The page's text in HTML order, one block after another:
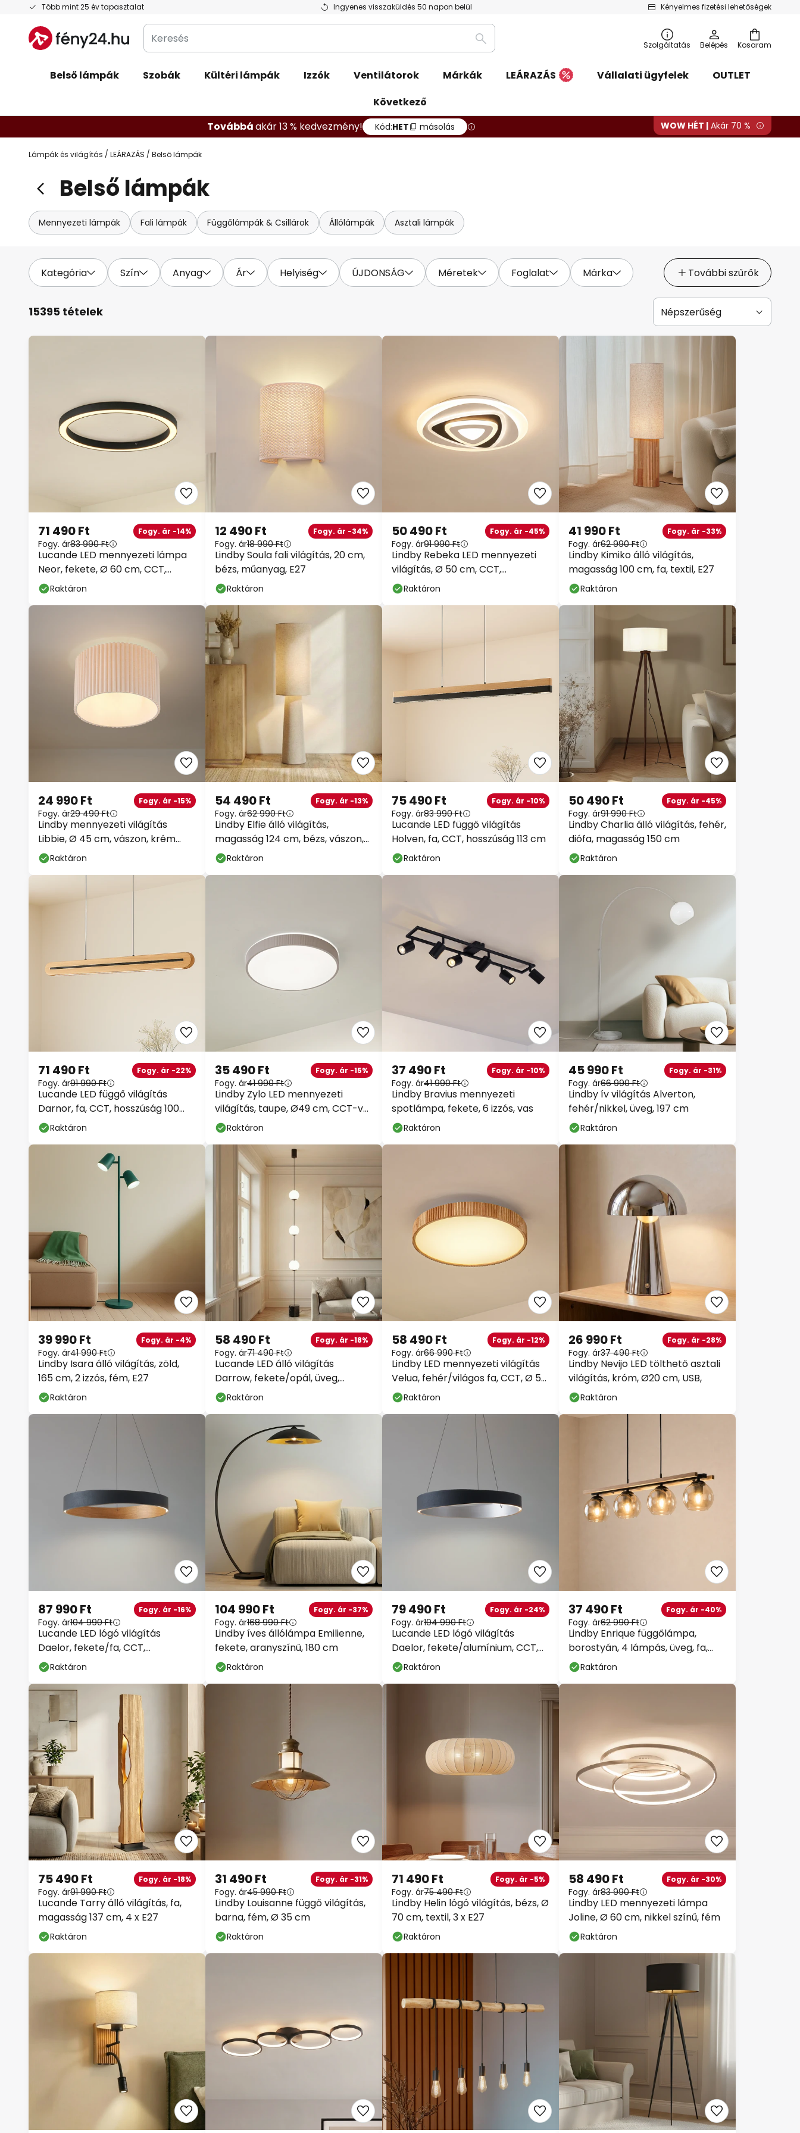
Több mint 25 év tapasztalat Ingyenes visszaküldés 50 napon belül Kényelmes fizetési lehetőségek
Ugrás
tartalomhoz
Kosaram
Keresés
Keresés
Szolgáltatás Belépés
Belső lámpák Szobák Kültéri lámpák Izzók Ventilátorok Márkák LEÁRAZÁS Vállalati ügyfelek
OUTLET
Következő
Továbbáakár 13 % kedvezmény! Kód:HET másolás WOW HÉT | Akár 70 %
Lámpák és világítás LEÁRAZÁS Belső lámpák
Belső lámpák
Mennyezeti lámpák Fali lámpák Függőlámpák & Csillárok Állólámpák Asztali lámpák
Kategória Szín Anyag Ár Helyiség ÚJDONSÁG Méretek Foglalat Márka További szűrők
15395 tételek
Lucande LED mennyezeti lámpa
Neor, fekete, Ø 60 cm, CCT,
dimmelhető
71 490 Ft Fogy. ár -14%
Fogy. ár83 990 Ft
Raktáron
Lindby Soula fali világítás, 20 cm,
bézs, műanyag, E27
12 490 Ft Fogy. ár -34%
Fogy. ár18 990 Ft
Raktáron
Lindby Rebeka LED mennyezeti
világítás, Ø 50 cm, CCT,
távirányítóval
50 490 Ft Fogy. ár -45%
Fogy. ár91 990 Ft
Raktáron
Lindby Kimiko álló világítás,
magasság 100 cm, fa, textil, E27
41 990 Ft Fogy. ár -33%
Fogy. ár62 990 Ft
Raktáron
Lindby mennyezeti világítás
Libbie, Ø 45 cm, vászon, krém
színű
24 990 Ft Fogy. ár -15%
Fogy. ár29 490 Ft
Raktáron
Lindby Elfie álló világítás,
magasság 124 cm, bézs, vászon,
2x E27
54 490 Ft Fogy. ár -13%
Fogy. ár62 990 Ft
Raktáron
Lucande LED függő világítás
Holven, fa, CCT, hosszúság 113 cm
75 490 Ft Fogy. ár -10%
Fogy. ár83 990 Ft
Raktáron
Lindby Charlia álló világítás, fehér,
diófa, magasság 150 cm
50 490 Ft Fogy. ár -45%
Fogy. ár91 990 Ft
Raktáron
Lucande LED függő világítás
Darnor, fa, CCT, hosszúság 100
cm
71 490 Ft Fogy. ár -22%
Fogy. ár91 990 Ft
Raktáron
Lindby Zylo LED mennyezeti
világítás, taupe, Ø49 cm, CCT-vel
dimmelhető
35 490 Ft Fogy. ár -15%
Fogy. ár41 990 Ft
Raktáron
Lindby Bravius mennyezeti
spotlámpa, fekete, 6 izzós, vas
37 490 Ft Fogy. ár -10%
Fogy. ár41 990 Ft
Raktáron
Lindby ív világítás Alverton,
fehér/nikkel, üveg, 197 cm
45 990 Ft Fogy. ár -31%
Fogy. ár66 990 Ft
Raktáron
Lindby Isara álló világítás, zöld,
165 cm, 2 izzós, fém, E27
39 990 Ft Fogy. ár -4%
Fogy. ár41 990 Ft
Raktáron
Lucande LED álló világítás
Darrow, fekete/opál, üveg,
dimmelhető
58 490 Ft Fogy. ár -18%
Fogy. ár71 490 Ft
Raktáron
Lindby LED mennyezeti világítás
Velua, fehér/világos fa, CCT, Ø 50
cm
58 490 Ft Fogy. ár -12%
Fogy. ár66 990 Ft
Raktáron
Lindby Nevijo LED tölthető asztali
világítás, króm, Ø20 cm, USB,
26 990 Ft Fogy. ár -28%
Fogy. ár37 490 Ft
Raktáron
Lucande LED lógó világítás
Daelor, fekete/fa, CCT,
dimmelhető
87 990 Ft Fogy. ár -16%
Fogy. ár104 990 Ft
Raktáron
Lindby íves állólámpa Emilienne,
fekete, aranyszínű, 180 cm
104 990 Ft Fogy. ár -37%
Fogy. ár168 990 Ft
Raktáron
Lucande LED lógó világítás
Daelor, fekete/alumínium, CCT,
dimmelhető
79 490 Ft Fogy. ár -24%
Fogy. ár104 990 Ft
Raktáron
Lindby Enrique függőlámpa,
borostyán, 4 lámpás, üveg, fa,
E27
37 490 Ft Fogy. ár -40%
Fogy. ár62 990 Ft
Raktáron
Lucande Tarry álló világítás, fa,
magasság 137 cm, 4 x E27
75 490 Ft Fogy. ár -18%
Fogy. ár91 990 Ft
Raktáron
Lindby Louisanne függő világítás,
barna, fém, Ø 35 cm
31 490 Ft Fogy. ár -31%
Fogy. ár45 990 Ft
Raktáron
Lindby Helin lógó világítás, bézs, Ø
70 cm, textil, 3 x E27
71 490 Ft Fogy. ár -5%
Fogy. ár75 490 Ft
Raktáron
Lindby LED mennyezeti lámpa
Joline, Ø 60 cm, nikkel színű, fém
58 490 Ft Fogy. ár -30%
Fogy. ár83 990 Ft
Raktáron